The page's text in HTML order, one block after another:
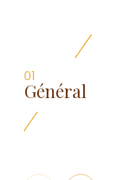
01
Général